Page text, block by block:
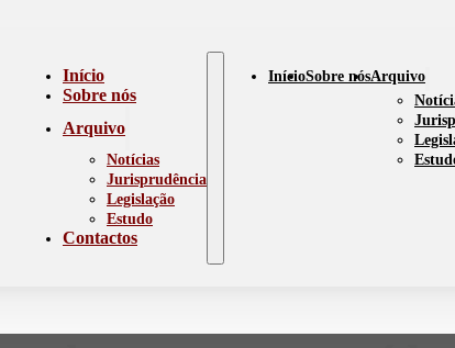
Início
Sobre nós
Arquivo
Notícias
Jurisprudência
Legislação
Estudo
Contactos
InícioSobre nósArquivo